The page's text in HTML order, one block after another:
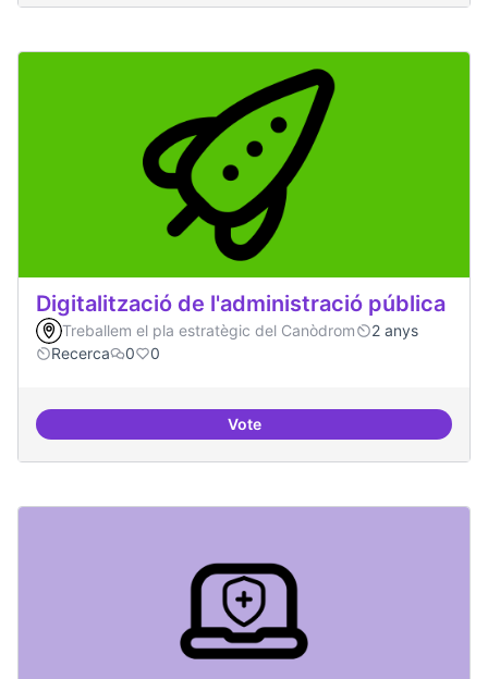
Digitalització de l'administració pública
Treballem el pla estratègic del Canòdrom
2 anys
Recerca
0 0
VoteDigitalització de l'administració